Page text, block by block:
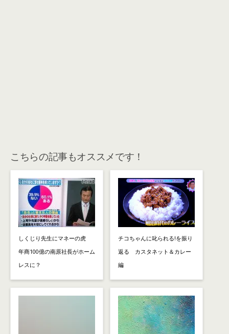
こちらの記事もオススメです！
しくじり先生にマネーの虎
年商100億の南原社長がホーム
レスに？
チコちゃんに叱られる!を振り
返る カスタネット＆カレー
編